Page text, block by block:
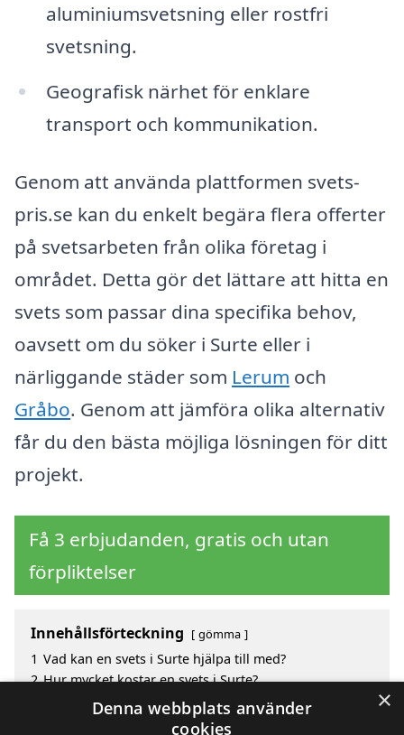
aluminiumsvetsning eller rostfri
svetsning.
Geografisk närhet för enklare
transport och kommunikation.
Genom att använda plattformen svets-
pris.se kan du enkelt begära flera offerter
på svetsarbeten från olika företag i
området. Detta gör det lättare att hitta en
svets som passar dina specifika behov,
oavsett om du söker i Surte eller i
närliggande städer som Lerum och
Gråbo. Genom att jämföra olika alternativ
får du den bästa möjliga lösningen för ditt
projekt.
Få 3 erbjudanden, gratis och utan
förpliktelser
Innehållsförteckning gömma
1 Vad kan en svets i Surte hjälpa till med?
2 Hur mycket kostar en svets i Surte?
Fördelar med att välja svets i Surte
Sök efter en skicklig svets i de omgivande städerna
×
Denna webbplats använder
cookies